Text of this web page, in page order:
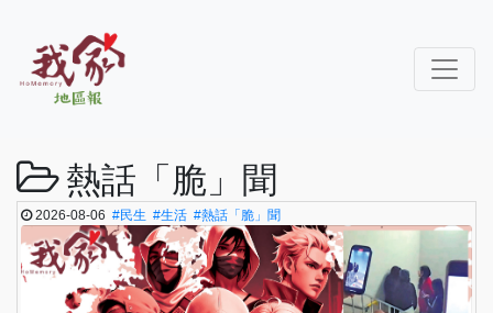
熱話「脆」聞
2026-08-06#民生 #生活 #熱話「脆」聞